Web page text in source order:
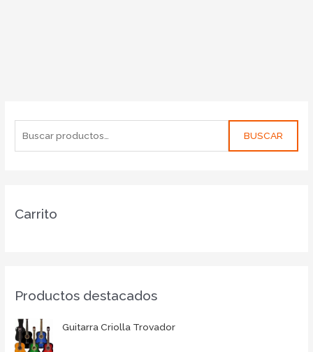
BUSCAR
Carrito
Productos destacados
Guitarra Criolla Trovador